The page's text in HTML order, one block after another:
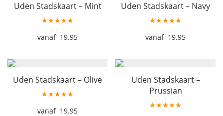
Uden Stadskaart – Mint
★★★★★
19.95
Uden Stadskaart – Navy
★★★★★
19.95
Uden Stadskaart – Olive
★★★★★
19.95
Uden Stadskaart –
Prussian
★★★★★